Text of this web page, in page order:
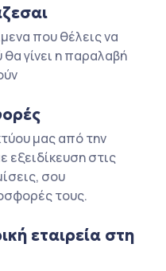
που θέλεις να
γίνει η παραλαβή
μας από την
εξειδίκευση στις
σου
τους.
εταιρεία στη